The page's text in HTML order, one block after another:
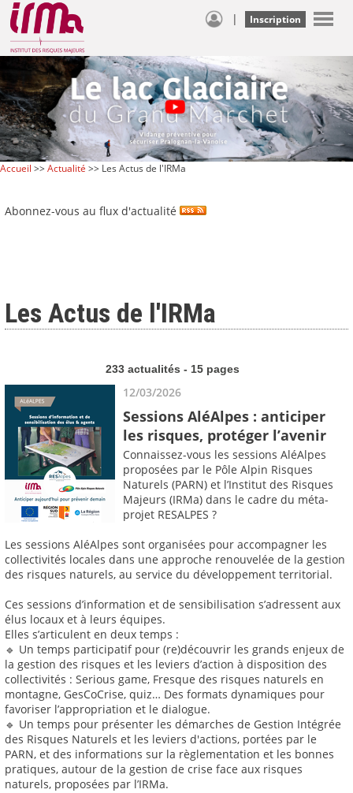
| Inscription
Accueil >>Actualité >> Les Actus de l'IRMa
Abonnez-vous au flux d'actualité
Les Actus de l'IRMa
233 actualités - 15 pages
12/03/2026
Sessions AléAlpes : anticiper
les risques, protéger l’avenir
Connaissez-vous les sessions AléAlpes
proposées par le Pôle Alpin Risques
Naturels (PARN) et l’Institut des Risques
Majeurs (IRMa) dans le cadre du méta-
projet RESALPES ?
Les sessions AléAlpes sont organisées pour accompagner les
collectivités locales dans une approche renouvelée de la gestion
des risques naturels, au service du développement territorial.
Ces sessions d’information et de sensibilisation s’adressent aux
élus locaux et à leurs équipes.
Elles s’articulent en deux temps :
🔹 Un temps participatif pour (re)découvrir les grands enjeux de
la gestion des risques et les leviers d’action à disposition des
collectivités : Serious game, Fresque des risques naturels en
montagne, GesCoCrise, quiz… Des formats dynamiques pour
favoriser l’appropriation et le dialogue.
🔹 Un temps pour présenter les démarches de Gestion Intégrée
des Risques Naturels et les leviers d'actions, portées par le
PARN, et des informations sur la règlementation et les bonnes
pratiques, autour de la gestion de crise face aux risques
naturels, proposées par l’IRMa.